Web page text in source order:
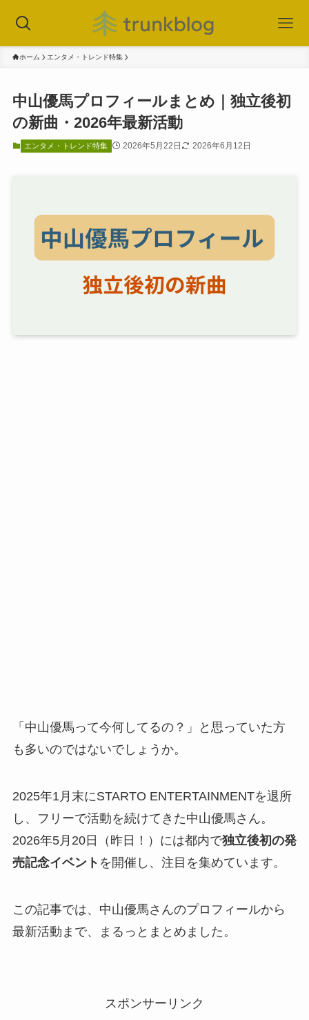
ホーム エンタメ・トレンド特集
中山優馬プロフィールまとめ｜独立後初
の新曲・2026年最新活動
エンタメ・トレンド特集 2026年5月22日 2026年6月12日
「中山優馬って今何してるの？」と思っていた方
も多いのではないでしょうか。
2025年1月末にSTARTO ENTERTAINMENTを退所
し、フリーで活動を続けてきた中山優馬さん。
2026年5月20日（昨日！）には都内で独立後初の発
売記念イベント を開催し、注目を集めています。
この記事では、中山優馬さんのプロフィールから
最新活動まで、まるっとまとめました。
スポンサーリンク